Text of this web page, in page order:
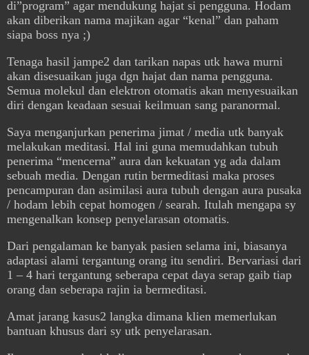
di”program” agar mendukung hajat si pengguna. Hodam
akan diberikan nama majikan agar “kenal” dan paham
siapa boss nya ;)
Tenaga hasil jampe2 dan tarikan napas utk hawa murni
akan disesuaikan juga dgn hajat dan nama pengguna.
Semua molekul dan elektron otomatis akan menyesuaikan
diri dengan keadaan sesuai keilmuan sang paranormal.
Saya menganjurkan penerima jimat / media utk banyak
melakukan meditasi. Hal ini guna memudahkan tubuh
penerima “mencerna” aura dan kekuatan yg ada dalam
sebuah media. Dengan rutin bermeditasi maka proses
pencampuran dan asimilasi aura tubuh dengan aura pusaka
/ hodam lebih cepat homogen / searah. Itulah mengapa sy
mengenalkan konsep penyelarasan otomatis.
Dari pengalaman ke banyak pasien selama ini, biasanya
adaptasi alami tergantung orang itu sendiri. Bervariasi dari
1 – 4 hari tergantung seberapa cepat daya serap gaib tiap
orang dan seberapa rajin ia bermeditasi.
Amat jarang kasus2 langka dimana klien memerlukan
bantuan khusus dari sy utk penyelarasan.